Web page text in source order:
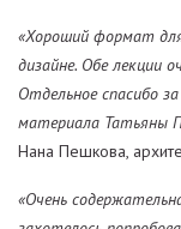
«Хороший формат
дизайне. Обе лекции
Отдельное спасибо
материала Татьяны
Нана Пешкова,
«Очень